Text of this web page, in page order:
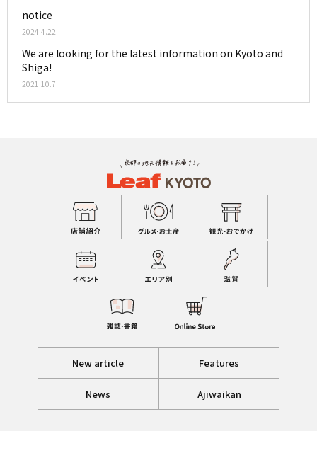
notice
2024.4.22
We are looking for the latest information on Kyoto and
Shiga!
2021.10.7
New article Features
News Ajiwaikan